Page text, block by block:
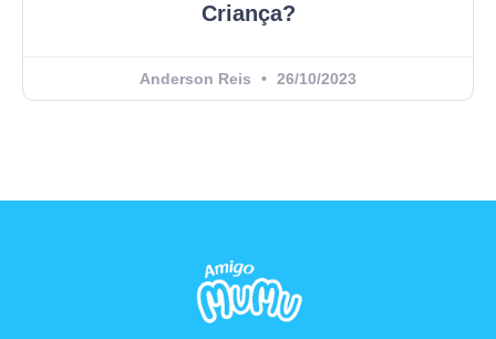
Criança?
Anderson Reis 26/10/2023